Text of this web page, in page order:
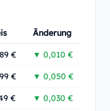
Änderung
€ ▼ 0,010 €
€ ▼ 0,050 €
€ ▼ 0,030 €